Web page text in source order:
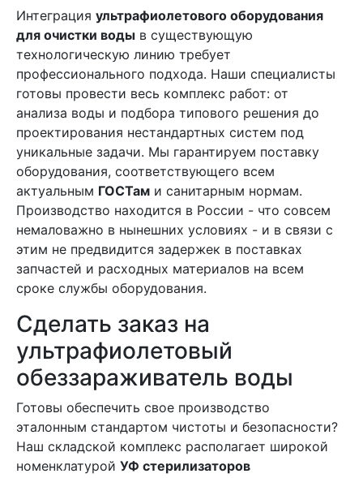
Интеграция ультрафиолетового оборудования
для очистки воды в существующую
технологическую линию требует
профессионального подхода. Наши специалисты
готовы провести весь комплекс работ: от
анализа воды и подбора типового решения до
проектирования нестандартных систем под
уникальные задачи. Мы гарантируем поставку
оборудования, соответствующего всем
актуальным ГОСТам и санитарным нормам.
Производство находится в России - что совсем
немаловажно в нынешних условиях - и в связи с
этим не предвидится задержек в поставках
запчастей и расходных материалов на всем
сроке службы оборудования.
Сделать заказ на
ультрафиолетовый
обеззараживатель воды
Готовы обеспечить свое производство
эталонным стандартом чистоты и безопасности?
Наш складской комплекс располагает широкой
номенклатурой УФ стерилизаторов